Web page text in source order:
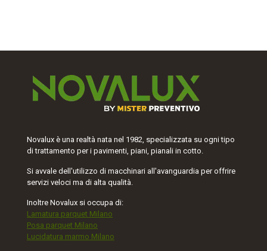
Novalux è una realtà nata nel 1982, specializzata su ogni tipo
di trattamento per i pavimenti, piani, pianali in cotto.
Si avvale dell'utilizzo di macchinari all'avanguardia per offrire
servizi veloci ma di alta qualità.
Inoltre Novalux si occupa di:
Lamatura parquet Milano
Posa parquet Milano
Lucidatura marmo Milano